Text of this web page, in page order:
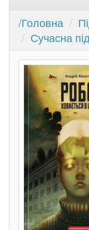
/Головна
Сучасна